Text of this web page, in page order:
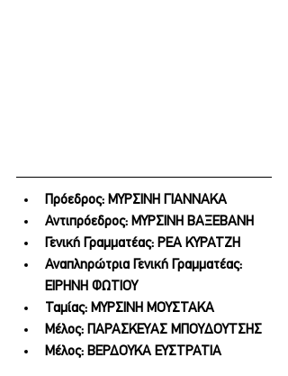
Πρόεδρος: ΜΥΡΣΙΝΗ ΓΙΑΝΝΑΚΑ
Αντιπρόεδρος: ΜΥΡΣΙΝΗ ΒΑΞΕΒΑΝΗ
Γενική Γραμματέας: ΡΕΑ ΚΥΡΑΤΖΗ
Αναπληρώτρια Γενική Γραμματέας:
ΕΙΡΗΝΗ ΦΩΤΙΟΥ
Ταμίας: ΜΥΡΣΙΝΗ ΜΟΥΣΤΑΚΑ
Μέλος: ΠΑΡΑΣΚΕΥΑΣ ΜΠΟΥΔΟΥΤΣΗΣ
Μέλος: ΒΕΡΔΟΥΚΑ ΕΥΣΤΡΑΤΙΑ